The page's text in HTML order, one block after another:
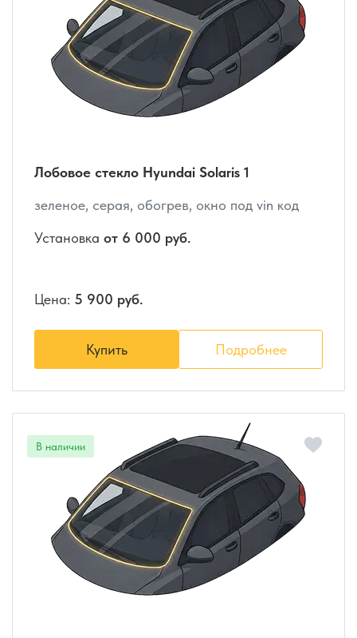
Лобовое стекло Hyundai Solaris 1
зеленое, серая, обогрев, окно под vin код
Установка от 6 000 руб.
Цена: 5 900 руб.
Купить Подробнее